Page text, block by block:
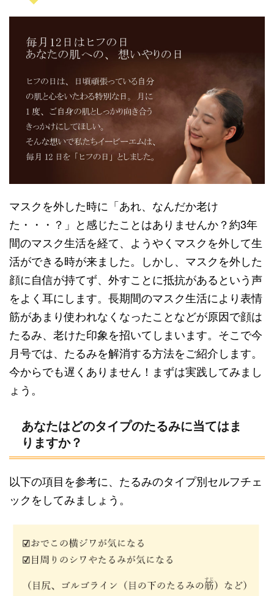
マスクを外した時に「あれ、なんだか老け
た・・・？」と感じたことはありませんか？約3年
間のマスク生活を経て、ようやくマスクを外して生
活ができる時が来ました。しかし、マスクを外した
顔に自信が持てず、外すことに抵抗があるという声
をよく耳にします。長期間のマスク生活により表情
筋があまり使われなくなったことなどが原因で顔は
たるみ、老けた印象を招いてしまいます。そこで今
月号では、たるみを解消する方法をご紹介します。
今からでも遅くありません！まずは実践してみまし
ょう。
あなたはどのタイプのたるみに当てはま
りますか？
以下の項目を参考に、たるみのタイプ別セルフチェ
ックをしてみましょう。